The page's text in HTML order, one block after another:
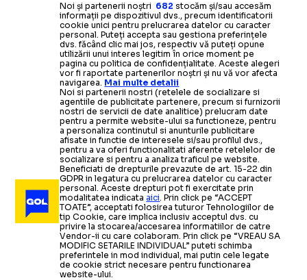
Noi și partenerii noștri 682 stocăm și/sau accesăm
informații pe dispozitivul dvs., precum identificatorii
cookie unici pentru prelucrarea datelor cu caracter
personal. Puteți accepta sau gestiona preferințele
dvs. făcând clic mai jos, respectiv vă puteți opune
utilizării unui interes legitim în orice moment pe
pagina cu politica de confidențialitate. Aceste alegeri
vor fi raportate partenerilor noștri și nu vă vor afecta
navigarea. Mai multe detalii
Noi si partenerii nostri (retelele de socializare si
agentiile de publicitate partenere, precum si furnizorii
nostri de servicii de date analitice) prelucram date
pentru a permite website-ului sa functioneze, pentru
a personaliza continutul si anunturile publicitare
afisate in functie de interesele si/sau profilul dvs.,
pentru a va oferi functionalitati aferente retelelor de
socializare si pentru a analiza traficul pe website.
Beneficiati de drepturile prevazute de art. 15-22 din
GDPR in legatura cu prelucrarea datelor cu caracter
personal. Aceste drepturi pot fi exercitate prin
modalitatea indicataaici. Prin click pe “ACCEPT
TOATE”, acceptati folosirea tuturor Tehnologiilor de
tip Cookie, care implica inclusiv acceptul dvs. cu
privire la stocarea/accesarea informatiilor de catre
Vendor-ii cu care colaboram. Prin click pe “VREAU SA
MODIFIC SETARILE INDIVIDUAL” puteti schimba
preferintele in mod individual, mai putin cele legate
de cookie strict necesare pentru functionarea
website-ului.